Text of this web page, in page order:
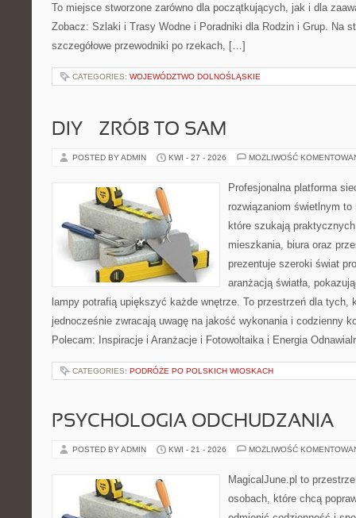
To miejsce stworzone zarówno dla początkujących, jak i dla
Zobacz: Szlaki i Trasy Wodne i Poradniki dla Rodzin i Grup. Na
szczegółowe przewodniki po rzekach, […]
CATEGORIES: WOJEWÓDZTWO DOLNOŚLĄSKIE
DIY – ZRÓB TO SAM
POSTED BY ADMIN KWI - 27 - 2026 MOŻLIWOŚĆ
Profesjonalna platforma
rozwiązaniom świetlnym
które szukają
mieszkania, biura oraz
prezentuje szeroki świat
aranżacją światła,
lampy potrafią upiększyć każde wnętrze. To przestrzeń dla tych,
jednocześnie zwracają uwagę na jakość wykonania i codzienny
Polecam: Inspiracje i Aranżacje i Fotowoltaika i Energia
CATEGORIES: PODRÓŻE PO POLSKICH WIOSKACH
PSYCHOLOGIA ODCHUDZANIA
POSTED BY ADMIN KWI - 21 - 2026 MOŻLIWOŚĆ
MagicalJune.pl to
osobach, które chcą